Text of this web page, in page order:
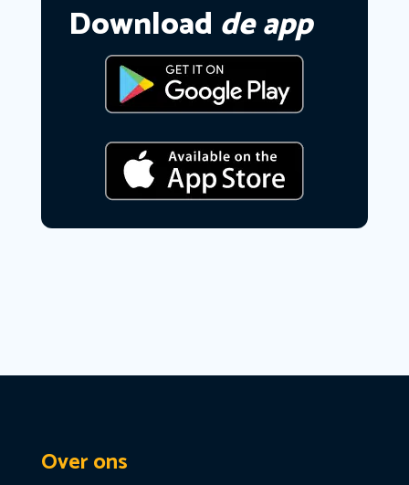
Download de app
Over ons